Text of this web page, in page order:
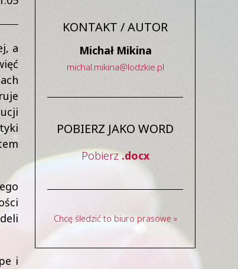
a
i
KONTAKT / AUTOR
Michał Mikina
michal.mikina@lodzkie.pl
POBIERZ JAKO WORD
Pobierz.docx
Chcę śledzić to biuro prasowe »